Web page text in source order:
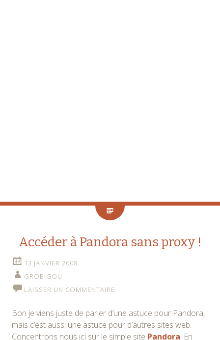
Accéder à Pandora sans proxy !
13 JANVIER 2008
GROBIGOU
LAISSER UN COMMENTAIRE
Bon je viens juste de parler d’une astuce pour Pandora,
mais c’est aussi une astuce pour d’autres sites web.
Concentrons nous ici sur le simple site Pandora. En